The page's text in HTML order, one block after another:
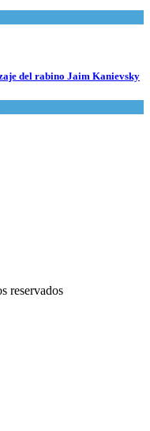
del rabino Jaim Kanievsky
reservados